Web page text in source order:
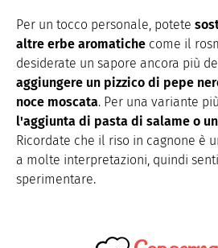
Per un tocco personale, potete
altre erbe aromatiche come il
desiderate un sapore ancora più
aggiungere un pizzico di pepe
noce moscata. Per una variante
l'aggiunta di pasta di salame o
Ricordate che il riso in cagnone è
a molte interpretazioni, quindi
sperimentare.